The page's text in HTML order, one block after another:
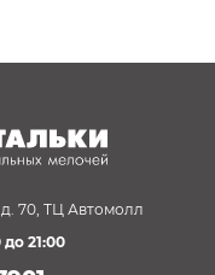
70, ТЦ Автомолл
до 21:00